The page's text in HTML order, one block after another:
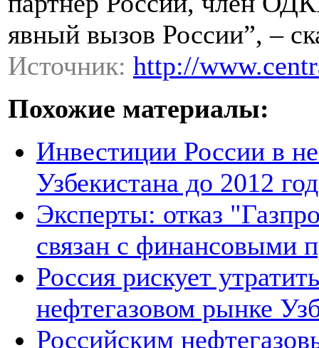
явный вызов России”, –
Источник: http://
Похожие материалы:
Инвестиции России в
Узбекистана до 2012
Эксперты: отказ
связан с финансовыми
Россия рискует
нефтегазовом рынке
Российским